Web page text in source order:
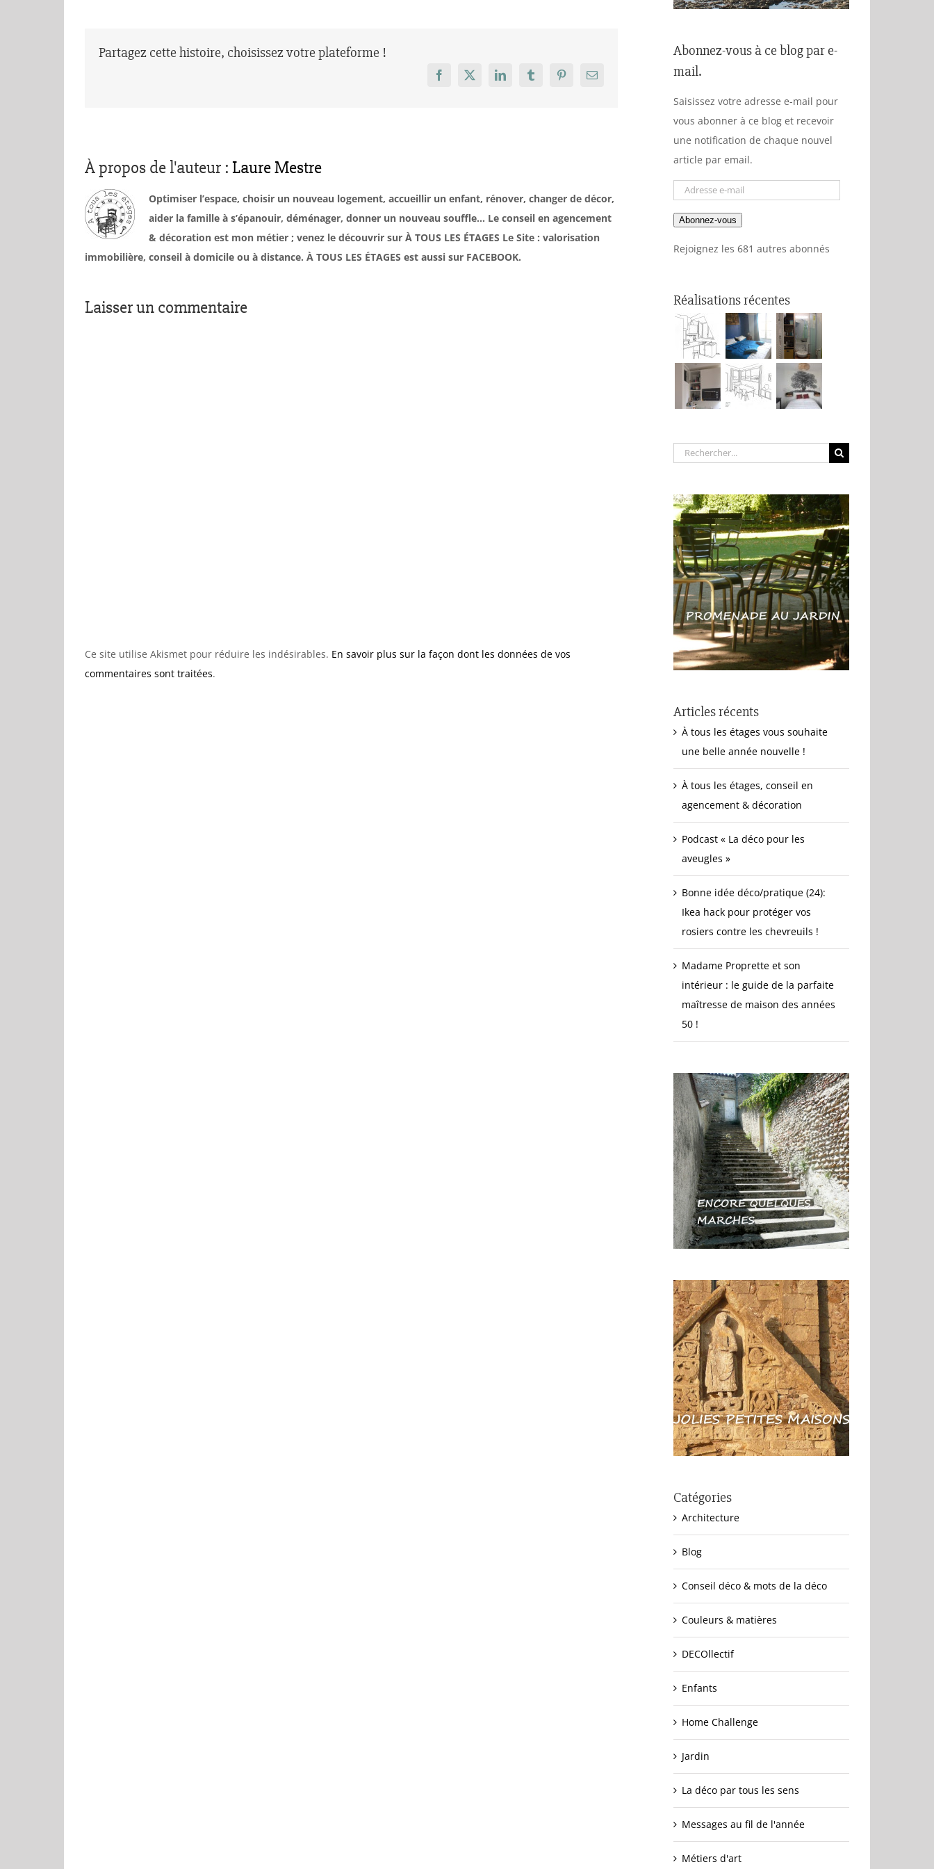
Partagez cette histoire, choisissez votre plateforme !
Facebook
X LinkedInTumblrPinterestEmail
À propos de l'auteur : Laure Mestre
Optimiser l’espace, choisir un nouveau logement, accueillir un enfant, rénover, changer de décor,
aider la famille à s’épanouir, déménager, donner un nouveau souffle… Le conseil en agencement
& décoration est mon métier ; venez le découvrir sur À TOUS LES ÉTAGES Le Site : valorisation
immobilière, conseil à domicile ou à distance. À TOUS LES ÉTAGES est aussi sur FACEBOOK.
Laisser un commentaire
Ce site utilise Akismet pour réduire les indésirables. En savoir plus sur la façon dont les données de vos
commentaires sont traitées.
Abonnez-vous à ce blog par e-
mail.
Saisissez votre adresse e-mail pour
vous abonner à ce blog et recevoir
une notification de chaque nouvel
article par email.
Adresse
mail
Abonnez-vous
Rejoignez les 681 autres abonnés
Réalisations récentes
Rechercher:
Articles récents
À tous les étages vous souhaite
une belle année nouvelle !
À tous les étages, conseil en
agencement & décoration
Podcast « La déco pour les
aveugles »
Bonne idée déco/pratique (24):
Ikea hack pour protéger vos
rosiers contre les chevreuils !
Madame Proprette et son
intérieur : le guide de la parfaite
maîtresse de maison des années
50 !
Catégories
Architecture
Blog
Conseil déco & mots de la déco
Couleurs & matières
DECOllectif
Enfants
Home Challenge
Jardin
La déco par tous les sens
Messages au fil de l'année
Métiers d'art